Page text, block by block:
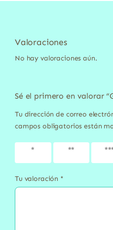
Valoraciones
No hay valoraciones aún.
Sé el primero en valorar
Tu dirección de correo
campos obligatorios están
1 de 5
2 de 5
3 de
Tu valoración *